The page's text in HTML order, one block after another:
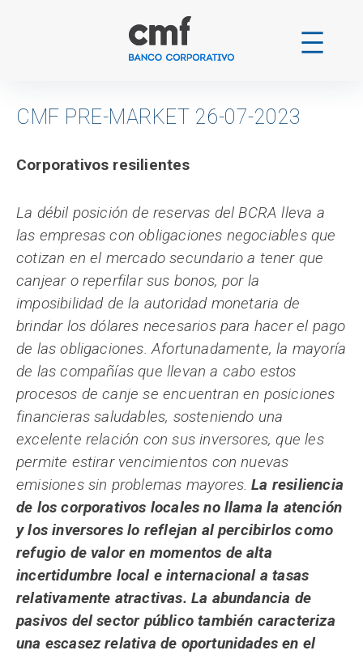
CMF PRE-MARKET 26-07-2023
Corporativos resilientes
La débil posición de reservas del BCRA lleva a
las empresas con obligaciones negociables que
cotizan en el mercado secundario a tener que
canjear o reperfilar sus bonos, por la
imposibilidad de la autoridad monetaria de
brindar los dólares necesarios para hacer el pago
de las obligaciones. Afortunadamente, la mayoría
de las compañías que llevan a cabo estos
procesos de canje se encuentran en posiciones
financieras saludables, sosteniendo una
excelente relación con sus inversores, que les
permite estirar vencimientos con nuevas
emisiones sin problemas mayores.La resiliencia
de los corporativos locales no llama la atención
y los inversores lo reflejan al percibirlos como
refugio de valor en momentos de alta
incertidumbre local e internacional a tasas
relativamente atractivas. La abundancia de
pasivos del sector público también caracteriza
una escasez relativa de oportunidades en el